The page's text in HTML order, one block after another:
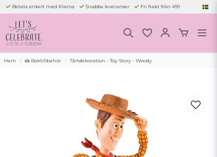
Betala enkelt med Klarna Snabba leveranser Fri frakt från 499
Hem 🍰 Baktillbehör Tårtdekoration - Toy Story - Woody